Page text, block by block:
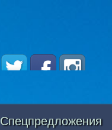
Спецпредложения